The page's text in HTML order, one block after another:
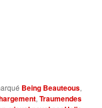
Being Beauteous,
, Traumendes